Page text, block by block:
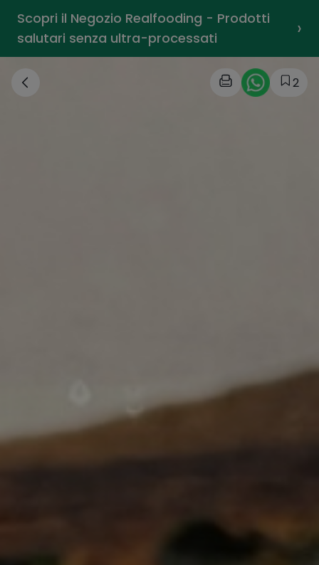
Scopri il Negozio Realfooding - Prodotti
salutari senza ultra-processati
›
2